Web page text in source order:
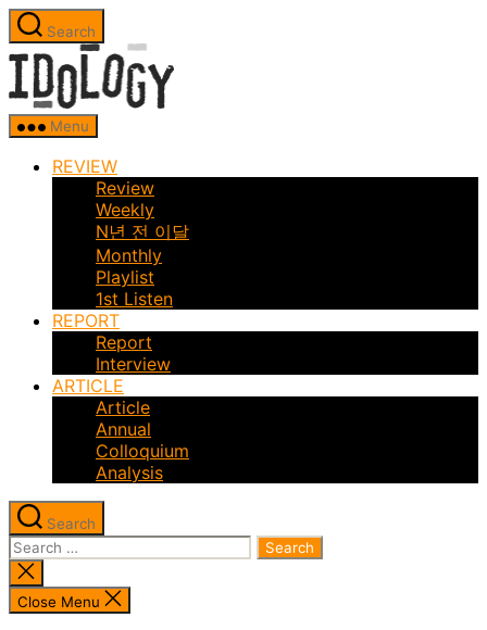
Skip
to
the
content
Search
Menu
REVIEW
Review
Weekly
N년 전 이달
Monthly
Playlist
1st Listen
REPORT
Report
Interview
ARTICLE
Article
Annual
Colloquium
Analysis
Search
Search
for:
Close
search
Close Menu